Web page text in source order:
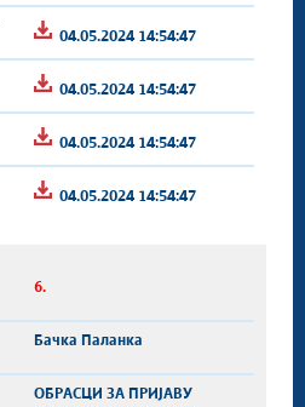
04.05.2024 14:54:47
04.05.2024 14:54:47
04.05.2024 14:54:47
04.05.2024 14:54:47
6.
Бачка Паланка
ОБРАСЦИ ЗА ПРИЈАВУ